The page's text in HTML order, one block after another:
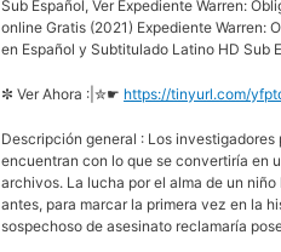
Sub Español, Ver Expediente Warren:
online Gratis (2021) Expediente Warren:
en Español y Subtitulado Latino HD Sub
✼ Ver Ahora :|✮☛ https://tinyurl.com/
Descripción general : Los investigadores
encuentran con lo que se convertiría en
archivos. La lucha por el alma de un
antes, para marcar la primera vez en la
sospechoso de asesinato reclamaría